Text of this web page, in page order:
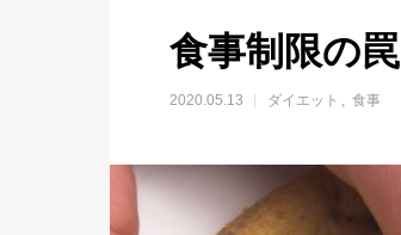
食事制限の罠
2020.05.13 ダイエット 食事